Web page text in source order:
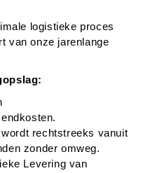
logistieke proces
van onze jarenlange
rechtstreeks vanuit
zonder omweg.
Levering van